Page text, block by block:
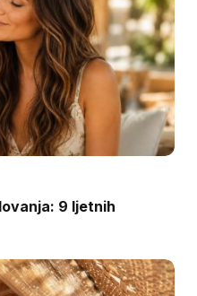
9 ljetnih